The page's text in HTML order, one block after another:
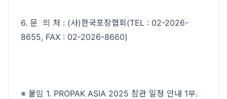
6. 문 의 처 : (사)한국포장협회(TEL : 02-2026-
8655, FAX : 02-2026-8660)
※ 붙임 1. PROPAK ASIA 2025 참관 일정 안내 1부.